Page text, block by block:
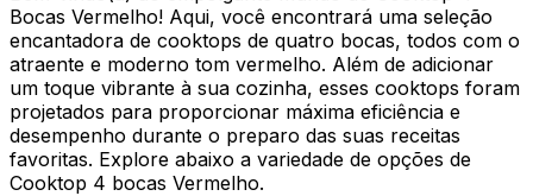
Bocas Vermelho! Aqui, você encontrará uma seleção
encantadora de cooktops de quatro bocas, todos com o
atraente e moderno tom vermelho. Além de adicionar
um toque vibrante à sua cozinha, esses cooktops foram
projetados para proporcionar máxima eficiência e
desempenho durante o preparo das suas receitas
favoritas. Explore abaixo a variedade de opções de
Cooktop 4 bocas Vermelho.